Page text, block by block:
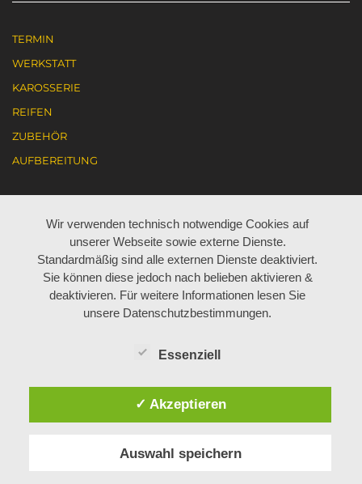
TERMIN
WERKSTATT
KAROSSERIE
REIFEN
ZUBEHÖR
AUFBEREITUNG
AKTUELL JOBANGEBOTE
ARBEITEN BEI BÖHM
Wir verwenden technisch notwendige Cookies auf
unserer Webseite sowie externe Dienste.
Standardmäßig sind alle externen Dienste deaktiviert.
Sie können diese jedoch nach belieben aktivieren &
deaktivieren. Für weitere Informationen lesen Sie
unsere Datenschutzbestimmungen.
Essenziell
✓ Akzeptieren
Auswahl speichern